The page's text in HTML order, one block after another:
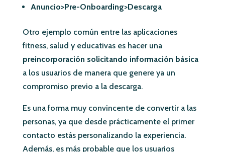
Anuncio>Pre-Onboarding>Descarga
Otro ejemplo común entre las aplicaciones
fitness, salud y educativas es hacer una
preincorporación solicitando información básica
a los usuarios de manera que genere ya un
compromiso previo a la descarga.
Es una forma muy convincente de convertir a las
personas, ya que desde prácticamente el primer
contacto estás personalizando la experiencia.
Además, es más probable que los usuarios